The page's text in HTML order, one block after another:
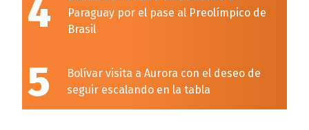
4
Paraguay por el pase al Preolímpico de
Brasil
5
Bolívar visita a Aurora con el deseo de
seguir escalando en la tabla